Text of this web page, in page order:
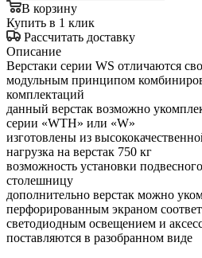
В корзину
Купить в 1 клик
Рассчитать доставку
Описание
Верстаки серии WS отличаются
модульным принципом
комплектаций
данный верстак возможно
серии «WTH» или «W»
изготовлены из
нагрузка на верстак 750 кг
возможность установки
столешницу
дополнительно верстак можно
перфорированным экраном
светодиодным освещением и
поставляются в разобранном виде